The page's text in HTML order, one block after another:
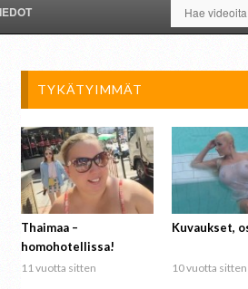
TYKÄTYIMMÄT
Thaimaa –
homohotellissa!
11 vuotta sitten
Kuvaukset,
10 vuotta sitten